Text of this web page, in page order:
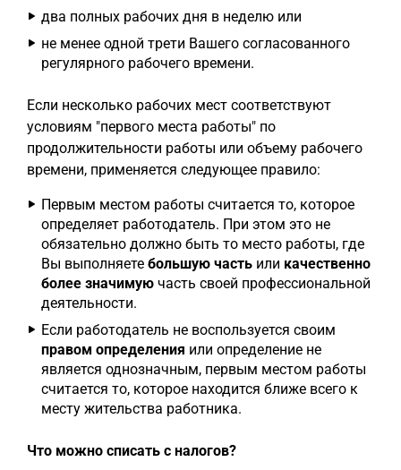
два полных рабочих дня в неделю или
не менее одной трети Вашего согласованного
регулярного рабочего времени.
Если несколько рабочих мест соответствуют
условиям "первого места работы" по
продолжительности работы или объему рабочего
времени, применяется следующее правило:
Первым местом работы считается то, которое
определяет работодатель. При этом это не
обязательно должно быть то место работы, где
Вы выполняете большую часть или качественно
более значимую часть своей профессиональной
деятельности.
Если работодатель не воспользуется своим
правом определения или определение не
является однозначным, первым местом работы
считается то, которое находится ближе всего к
месту жительства работника.
Что можно списать с налогов?